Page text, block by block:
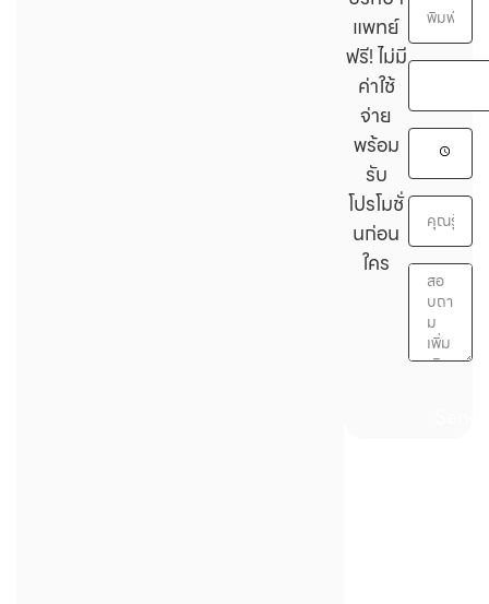
แพทย์
ฟรี! ไม่มี
ค่าใช้
จ่าย
พร้อม
รับ
โปรโมชั่
นก่อน
ใคร